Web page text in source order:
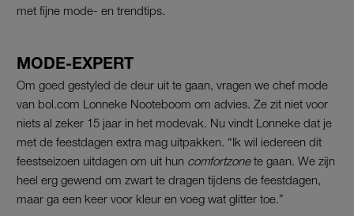
met fijne mode- en trendtips.
MODE-EXPERT
Om goed gestyled de deur uit te gaan, vragen we chef mode
van bol.com Lonneke Nooteboom om advies. Ze zit niet voor
niets al zeker 15 jaar in het modevak. Nu vindt Lonneke dat je
met de feestdagen extra mag uitpakken. “Ik wil iedereen dit
feestseizoen uitdagen om uit hun comfortzonete gaan. We zijn
heel erg gewend om zwart te dragen tijdens de feestdagen,
maar ga een keer voor kleur en voeg wat glitter toe.”